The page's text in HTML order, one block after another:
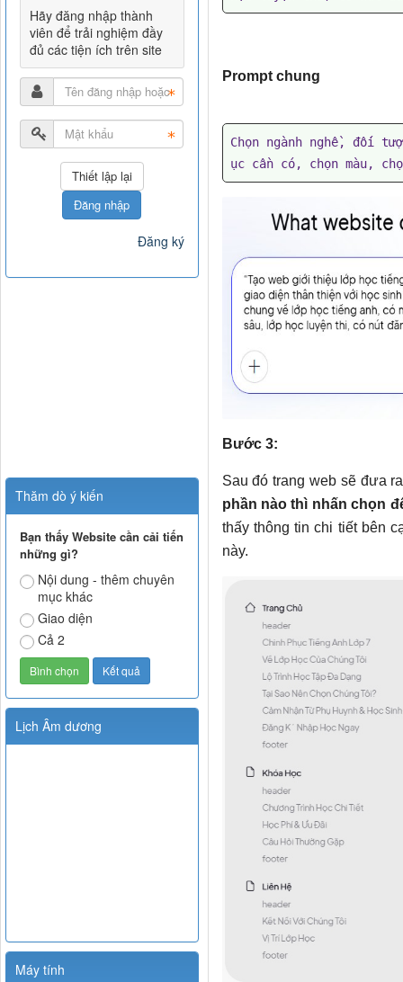
Prompt chung
Chọn ngành nghề, đối
ục cần có, chọn màu,
Bước 3:
Sau đó trang web sẽ đưa
phần nào thì nhấn chọn
thấy thông tin chi tiết bên
này.
Hãy đăng nhập thành
viên để trải nghiệm đầy
đủ các tiện ích trên site
Đăng nhập
Đăng ký
Thăm dò ý kiến
Bạn thấy Website cần cải tiến
những gì?
Nội dung - thêm chuyên
mục khác
Giao diện
Cả 2
Lịch Âm dương
Máy tính